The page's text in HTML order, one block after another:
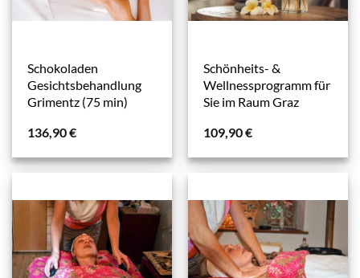
Schokoladen
Gesichtsbehandlung
Grimentz (75 min)
136,90€
Schönheits- &
Wellnessprogramm für
Sie im Raum Graz
109,90€